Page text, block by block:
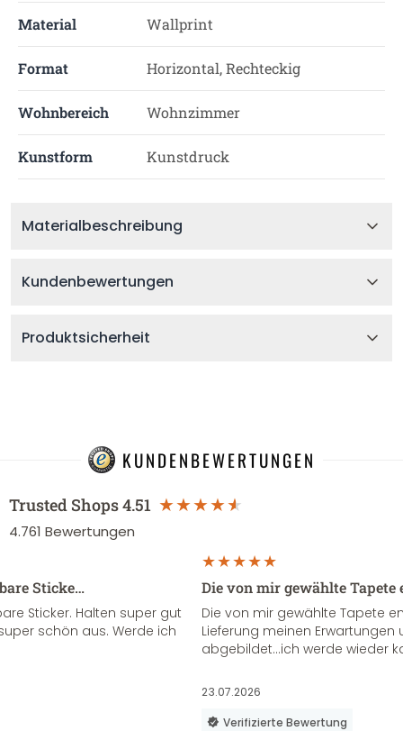
Material Wallprint
Format Horizontal, Rechteckig
Wohnbereich Wohnzimmer
Kunstform Kunstdruck
Materialbeschreibung
Kundenbewertungen
Produktsicherheit
KUNDENBEWERTUNGEN
Trusted Shops4.51
4.761 Bewertungen
Sticke…
Sticker. Halten super gut
schön aus. Werde ich
Die von mir gewählte
Die von mir gewählte Tapete
Lieferung meinen Erwartungen
abgebildet...ich werde wieder
23.07.2026
Verifizierte Bewertung